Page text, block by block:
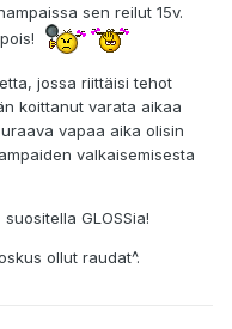
sen reilut 15v.
jossa riittäisi tehot
koittanut varata aikaa
vapaa aika olisin
valkaisemisesta
GLOSSia!
ollut raudat^.